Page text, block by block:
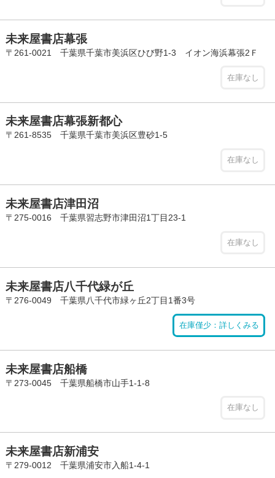
未来屋書店幕張
〒261-0021 千葉県千葉市美浜区ひび野1-3 イオン海浜幕張2Ｆ
在庫なし
未来屋書店幕張新都心
〒261-8535 千葉県千葉市美浜区豊砂1-5
在庫なし
未来屋書店津田沼
〒275-0016 千葉県習志野市津田沼1丁目23-1
在庫なし
未来屋書店八千代緑が丘
〒276-0049 千葉県八千代市緑ヶ丘2丁目1番3号
在庫僅少：詳しくみる
未来屋書店船橋
〒273-0045 千葉県船橋市山手1-1-8
在庫なし
未来屋書店新浦安
〒279-0012 千葉県浦安市入船1-4-1